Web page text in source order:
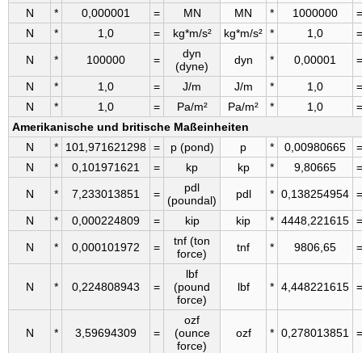
N
* 0,000001 = MN MN * 1000000
=
N
* 1,0 = kg*m/s² kg*m/s² * 1,0 =
N * 100000 =
dyn
(dyne)
dyn * 0,00001 =
N * 1,0 = J/m J/m * 1,0
=
N
* 1,0 = Pa/m² Pa/m² * 1,0
=
Amerikanische und britische Maßeinheiten
N
* 101,971621298 = p (pond) p * 0,00980665
=
N
* 0,101971621 = kp kp * 9,80665 =
N * 7,233013851 =
pdl
(poundal)
pdl * 0,138254954 =
N * 0,000224809 = kip kip * 4448,221615 =
N * 0,000101972 =
tnf (ton
force)
tnf * 9806,65 =
N * 0,224808943 =
lbf
(pound
force)
lbf * 4,448221615 =
N * 3,59694309 =
ozf
(ounce
force)
ozf * 0,278013851 =